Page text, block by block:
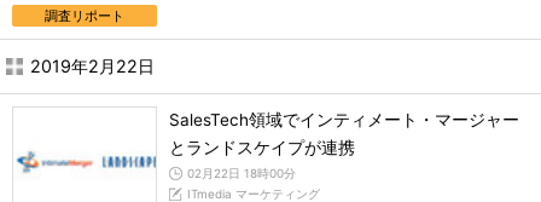
調査リポート
2019年2月22日
SalesTech領域でインティメート・マージャー
とランドスケイプが連携
02月22日 18時00分
ITmedia マーケティング